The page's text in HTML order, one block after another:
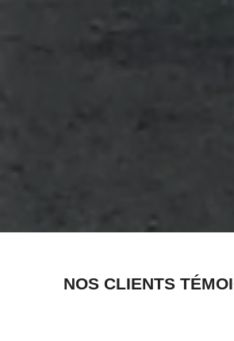
NOS CLIENTS